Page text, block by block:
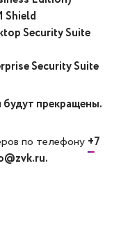
Shield
Security Suite
Security Suite
будут прекращены.
по телефону +7